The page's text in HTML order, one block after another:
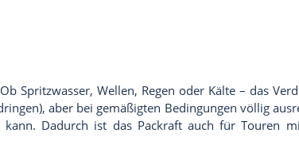
Spritzwasser, Wellen, Regen oder Kälte – das
aber bei gemäßigten Bedingungen völlig
Dadurch ist das Packraft auch für Touren